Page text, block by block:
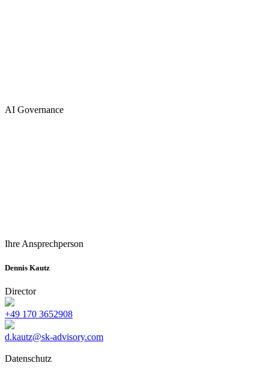
AI Governance
Ihre Ansprechperson
Dennis Kautz
Director
+49 170 3652908
d.kautz@sk-advisory.com
Datenschutz